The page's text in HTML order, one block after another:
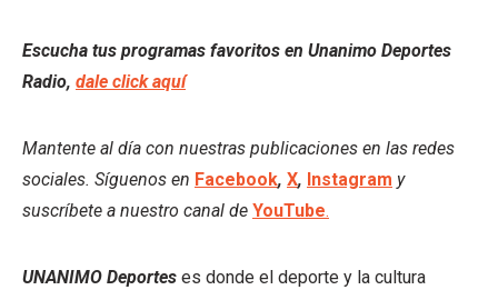
Escucha tus programas favoritos en Unanimo Deportes
Radio, dale click aquí
Mantente al día con nuestras publicaciones en las redes
sociales. Síguenos en Facebook, X, Instagram y
suscríbete a nuestro canal de YouTube.
UNANIMO Deportes es donde el deporte y la cultura